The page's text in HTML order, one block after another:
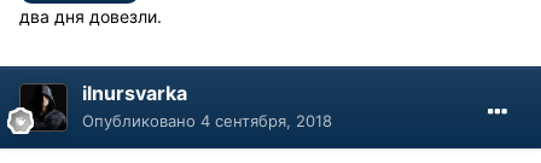
два дня довезли.
ilnursvarka
Опубликовано 4 сентября, 2018